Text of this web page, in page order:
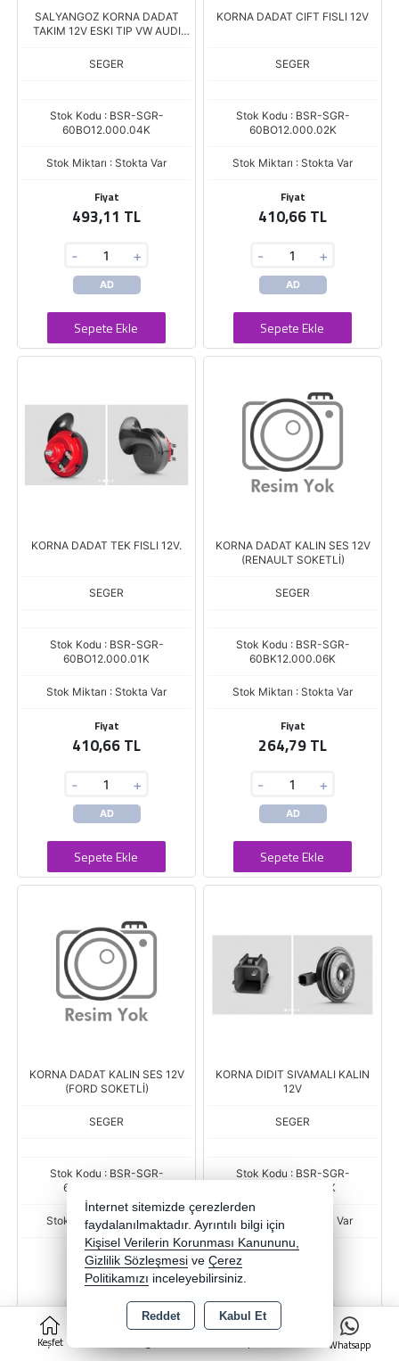
Keşfet
0
Whatsapp
SALYANGOZ KORNA DADAT
TAKIM 12V ESKI TIP VW AUDI
SEGER
Stok Kodu : BSR-SGR-
60BO12.000.04K
Stok Miktarı : Stokta Var
Fiyat
493,11 TL
- +
AD
Sepete Ekle
KORNA DADAT CIFT FISLI 12V
SEGER
Stok Kodu : BSR-SGR-
60BO12.000.02K
Stok Miktarı : Stokta Var
Fiyat
410,66 TL
- +
AD
Sepete Ekle
KORNA DADAT TEK FISLI 12V.
SEGER
Stok Kodu : BSR-SGR-
60BO12.000.01K
Stok Miktarı : Stokta Var
Fiyat
410,66 TL
- +
AD
Sepete Ekle
KORNA DADAT KALIN SES 12V
(RENAULT SOKETLİ)
SEGER
Stok Kodu : BSR-SGR-
60BK12.000.06K
Stok Miktarı : Stokta Var
Fiyat
264,79 TL
- +
AD
Sepete Ekle
KORNA DADAT KALIN SES 12V
(FORD SOKETLİ)
SEGER
Stok Kodu : BSR-SGR-
60BK12.000.04K
Stok Miktarı : Stokta Var
Fiyat
264,79 TL
+
KORNA DIDIT SIVAMALI KALIN
12V
SEGER
Stok Kodu : BSR-SGR-
55BK12.000.02K
Stok Miktarı : Stokta Var
Fiyat
-
İnternet sitemizde çerezlerden
faydalanılmaktadır. Ayrıntılı bilgi için
Kişisel Verilerin Korunması Kanununu,
Gizlilik Sözleşmesi ve Çerez
Politikamızı inceleyebilirsiniz.
Reddet Kabul Et